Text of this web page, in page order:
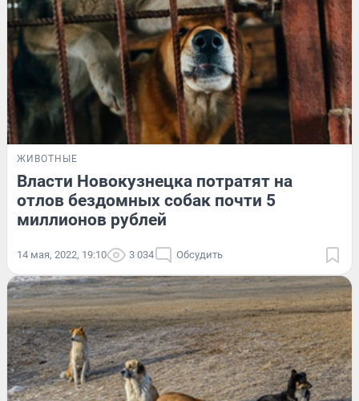
ЖИВОТНЫЕ
Власти Новокузнецка потратят на
отлов бездомных собак почти 5
миллионов рублей
14 мая, 2022, 19:10 3 034 Обсудить